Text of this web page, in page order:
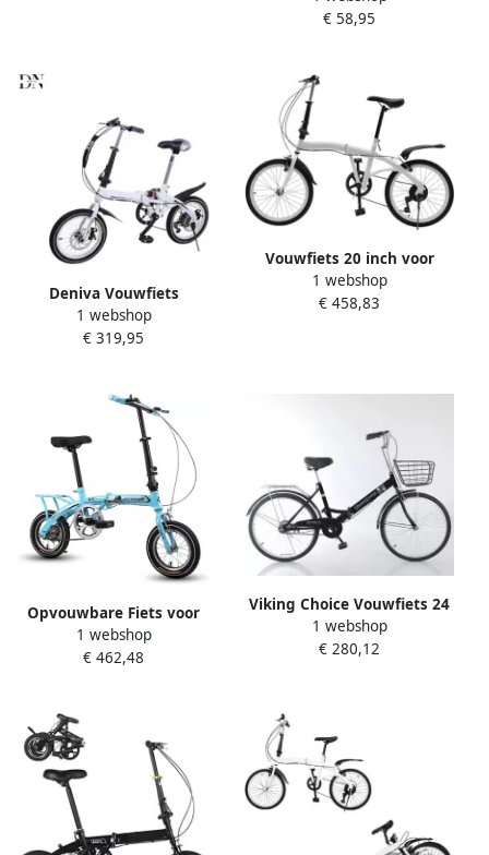
Geschikt voor Brompton en
€ 58,95
Deniva Vouwfiets
Volwassenen Vouwfiets
Dames 16 Inch 7
1 webshop
€ 319,95
Vouwfiets 20 inch voor
volwassenen met 7
versnellingen Inklapbaar en
1 webshop
€ 458,83
Opvouwbare Fiets voor
Volwassenen en Kinderen
Lichtgewicht 12 Inch Mini
1 webshop
€ 462,48
Viking Choice Vouwfiets 24
inch zonder versnellingen
zwart
1 webshop
€ 280,12